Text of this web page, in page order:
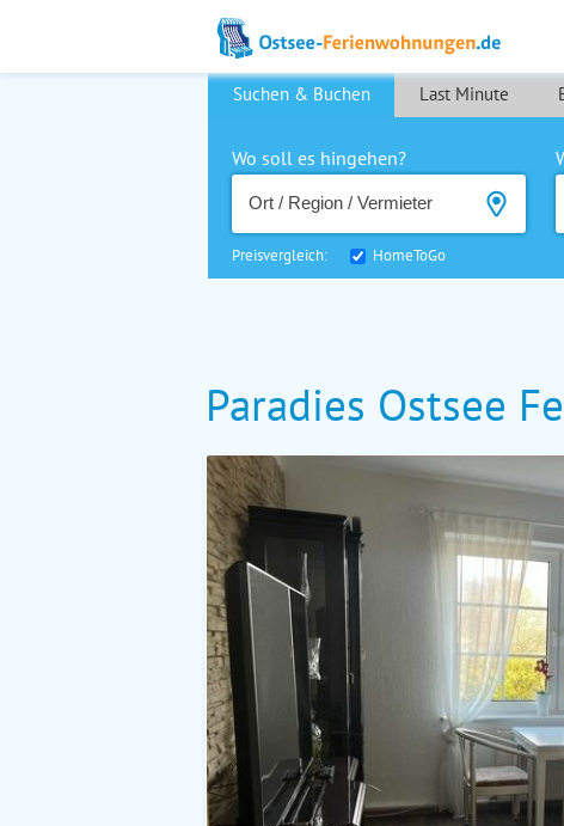
Suchen & Buchen Last Minute
Wo soll es hingehen?
Preisvergleich: HomeToGo
Paradies Ostsee